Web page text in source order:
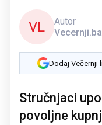
VL
Autor
Vecernji.ba
Dodaj Večernji
Stručnjaci
povoljne